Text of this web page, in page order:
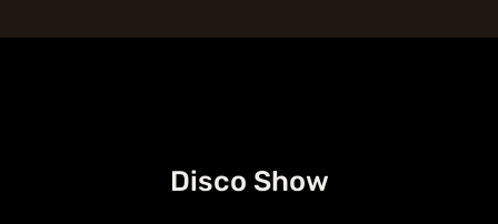
do
Disco Show